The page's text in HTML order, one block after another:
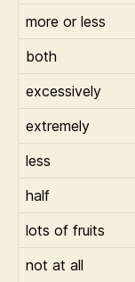
more or less
both
excessively
extremely
less
half
lots of fruits
not at all